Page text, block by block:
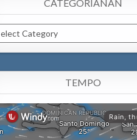
CATEGORIANAN
TEMPO